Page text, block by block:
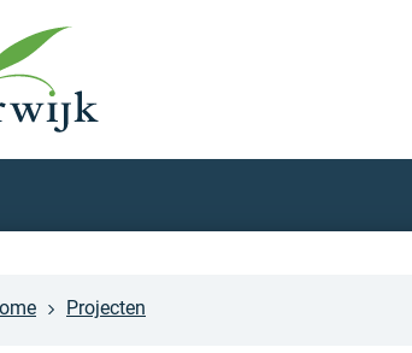
Projecten